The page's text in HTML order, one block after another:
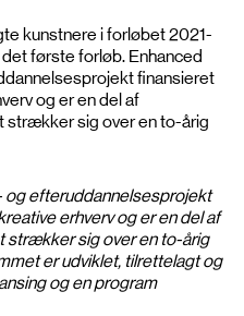
kunstnere i forløbet 2021-
første forløb. Enhanced
finansieret
og er en del af
strækker sig over en to-årig
og efteruddannelsesprojekt
erhverv og er en del af
strækker sig over en to-årig
er udviklet, tilrettelagt og
og en program